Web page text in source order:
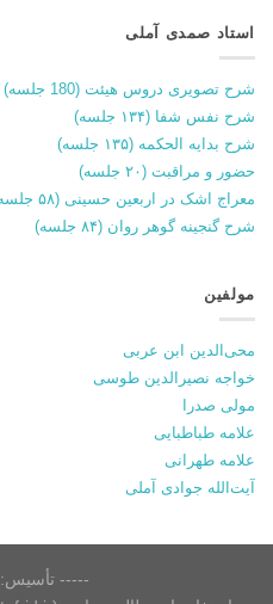
استاد صمدی آملی
شرح تصویری دروس هیئت (180 جلسه)
شرح نفس شفا (۱۳۴ جلسه)
شرح بدایه الحکمه (۱۳۵ جلسه)
حضور و مراقبت (۲۰ جلسه)
معراج اشک در اربعین حسینی (۵۸ جلسه)
شرح گنجینه گوهر روان (۸۴ جلسه)
مولفین
محی‌الدین ابن عربی
خواجه نصیرالدین طوسی
مولی صدرا
علامه طباطبایی
علامه طهرانی
آیت‌الله جوادی آملی
----- تأسیس: 1382 -----